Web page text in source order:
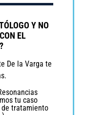
Y NO
EL
De la Varga te
tu caso
tratamiento